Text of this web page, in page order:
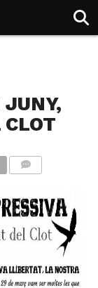
JUNY,